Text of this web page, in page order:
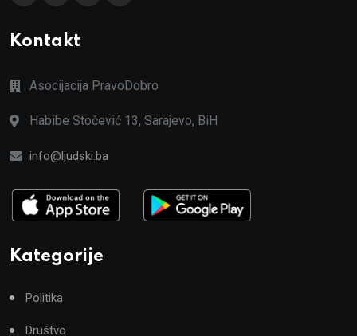
Kontakt
Asocijacija PravoDobro
Habibe Stočević 13, Sarajevo, BiH
info@ljudski.ba
Kategorije
Politika
Društvo